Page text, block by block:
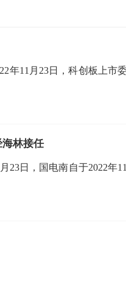
年11月23日，科创板上市
林接任
23日，国电南自于2022年